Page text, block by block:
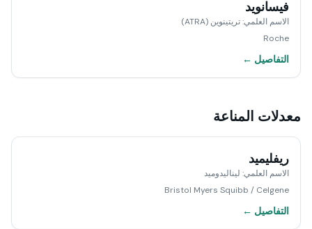
فيسانويد
الاسم العلمي:تريتينوين (ATRA)
Roche
التفاصيل ←
معدلات المناعة
ريفليميد
الاسم العلمي: ليناليدوميد
Bristol Myers Squibb / Celgene
التفاصيل ←